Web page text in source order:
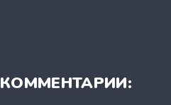
КОММЕНТАРИИ: